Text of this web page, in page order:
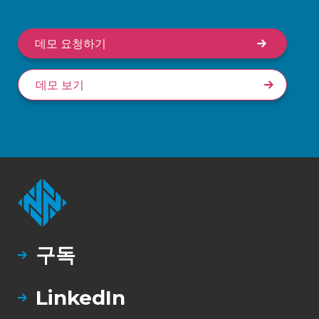
데모 요청하기
데모 보기
구독
LinkedIn